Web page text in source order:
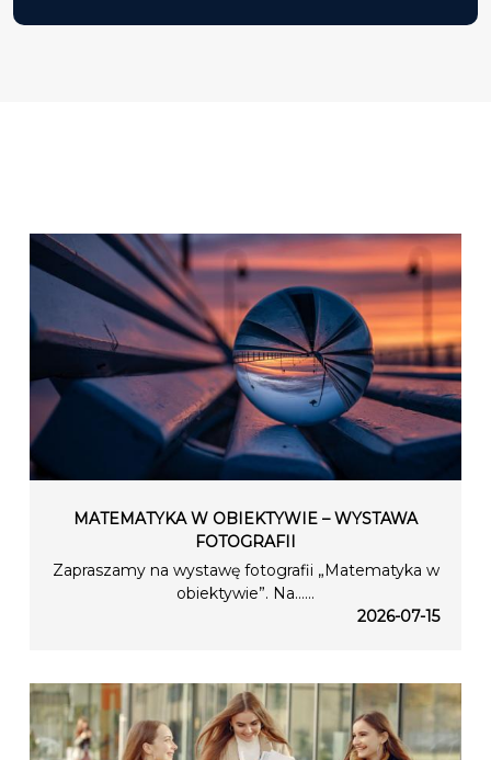
MATEMATYKA W OBIEKTYWIE – WYSTAWA
FOTOGRAFII
Zapraszamy na wystawę fotografii „Matematyka w
obiektywie”. Na…...
2026-07-15